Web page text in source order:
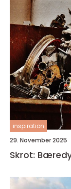
inspiration
29. November 2025
Skrot: